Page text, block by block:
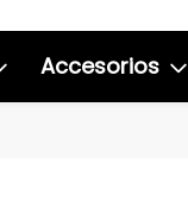
Accesorios